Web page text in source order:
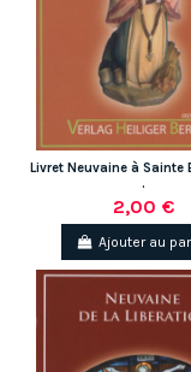
Livret Neuvaine à Sainte
.
2,00 €
Ajouter au